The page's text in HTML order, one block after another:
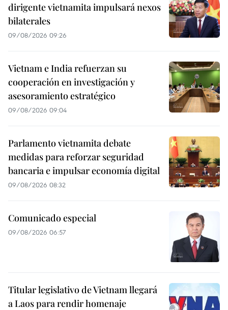
dirigente vietnamita impulsará nexos
bilaterales
09/08/2026 09:26
Vietnam e India refuerzan su
cooperación en investigación y
asesoramiento estratégico
09/08/2026 09:04
Parlamento vietnamita debate
medidas para reforzar seguridad
bancaria e impulsar economía digital
09/08/2026 08:32
Comunicado especial
09/08/2026 06:57
Titular legislativo de Vietnam llegará
a Laos para rendir homenaje